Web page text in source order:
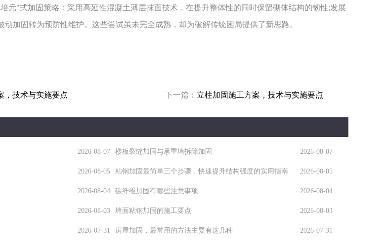
"式加固策略：采用高延性混凝土薄层抹面技术，在提升整体性的同时保留砌体结构的韧性;发展
加固转为预防性维护。这些尝试虽未完全成熟，却为破解传统困局提供了新思路。
，技术与实施要点 下一篇： 立柱加固施工方案，技术与实施要点
2026-08-07 2026-08-07
楼板裂缝加固与承重墙拆除加固
2026-08-05 2026-08-05
粘钢加固最简单三个步骤，快速提升结构强度的实用指南
2026-08-04 2026-08-04
碳纤维加固有哪些注意事项
2026-08-03 2026-08-03
墙面粘钢加固的施工要点
2026-07-31 2026-07-31
房屋加固，最常用的方法主要有这几种